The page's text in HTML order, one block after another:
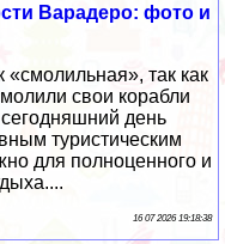
Варадеро: фото и
«смолильная», так как
свои корабли
день
туристическим
для полноценного и
16 07 2026 19:18:38